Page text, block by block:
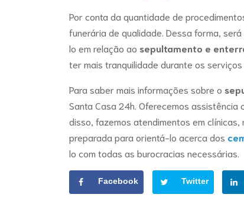
Por conta da quantidade de
funerária de qualidade. Dessa forma,
lo em relação ao sepultamento e
ter mais tranquilidade durante os
Para saber mais informações sobre o
Santa Casa 24h. Oferecemos assistência
disso, fazemos atendimentos em
preparada para orientá-lo acerca dos
lo com todas as burocracias necessárias.
Facebook Twitter